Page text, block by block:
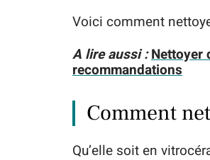
Voici comment
A lire aussi :Nettoyer
recommandations
Comment
Qu’elle soit en